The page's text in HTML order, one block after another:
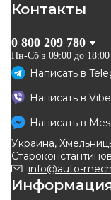
SSANGYONG
SUBARU
SUZUKI
TESLA
VOLVO
VW
Контакты
0 800 209 780
Пн-Сб з 09:00 до 18:00
Написать в
Написать в
Написать в
Украина,
info@auto-